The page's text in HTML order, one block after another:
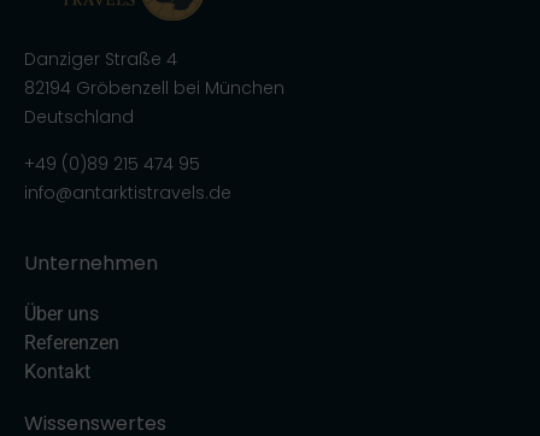
Danziger Straße 4
82194 Gröbenzell bei München
Deutschland
+49 (0)89 215 474 95
info@antarktistravels.de
Unternehmen
Über uns
Referenzen
Kontakt
Wissenswertes